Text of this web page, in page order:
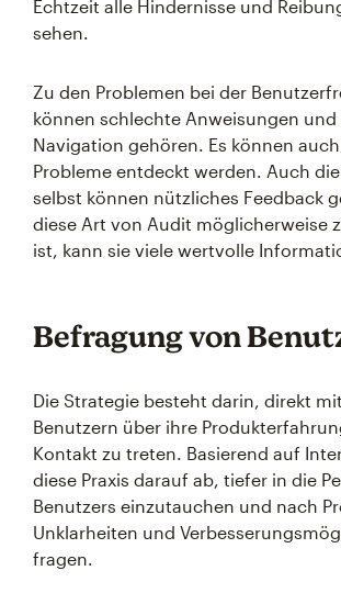
Echtzeit alle Hindernisse und
sehen.
Zu den Problemen bei der
können schlechte Anweisungen und
Navigation gehören. Es können
Probleme entdeckt werden. Auch
selbst können nützliches Feedback
diese Art von Audit möglicherweise
ist, kann sie viele wertvolle
Befragung von
Die Strategie besteht darin, direkt
Benutzern über ihre
Kontakt zu treten. Basierend auf
diese Praxis darauf ab, tiefer in die
Benutzers einzutauchen und nach
Unklarheiten und
fragen.